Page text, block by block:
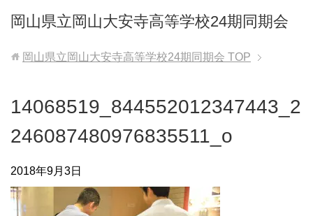
岡山県立岡山大安寺高等学校24期同期会
岡山県立岡山大安寺高等学校24期同期会 TOP
14068519_844552012347443_2
246087480976835511_o
2018年9月3日